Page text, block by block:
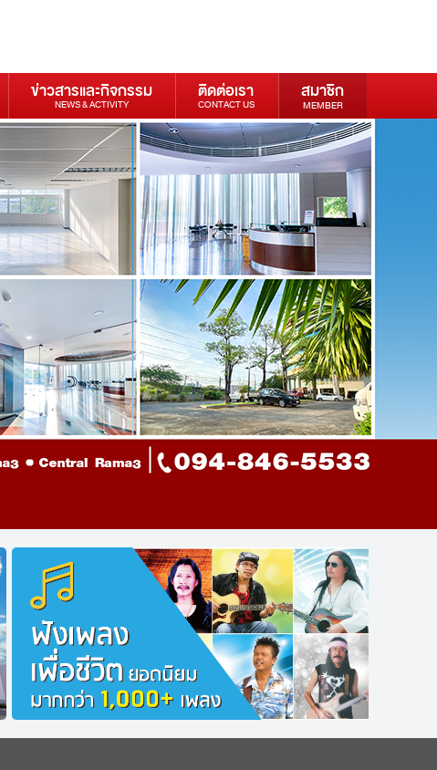
ข่าวสารและกิจกรรม
NEWS & ACTIVITY
ติดต่อเรา
CONTACT US
สมาชิก
MEMBER